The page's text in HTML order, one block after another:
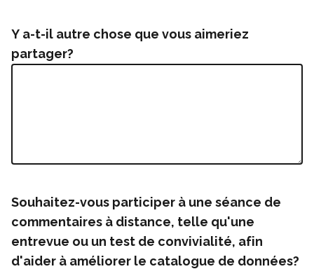
Y a-t-il autre chose que vous aimeriez
partager?
Souhaitez-vous participer à une séance de
commentaires à distance, telle qu'une
entrevue ou un test de convivialité, afin
d'aider à améliorer le catalogue de données?